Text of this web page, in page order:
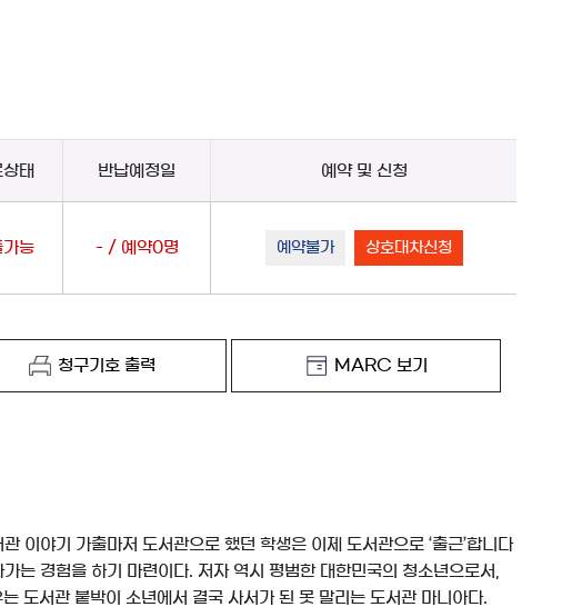
태 반납예정일 예약 및 신청
가능 - / 예약0명 예약불가 상호대차신청
청구기호 출력 MARC 보기
이야기 가출마저 도서관으로 했던 학생은 이제 도서관으로 ‘출근’합니다
는 경험을 하기 마련이다. 저자 역시 평범한 대한민국의 청소년으로서,
도서관 붙박이 소년에서 결국 사서가 된 못 말리는 도서관 마니아다.